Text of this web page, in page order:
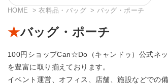
HOME 衣料品・バッグ バッグ・ポーチ
バッグ・ポーチ
100円ショップCan☆Do（キャンドゥ）公式ネ
を豊富に取り揃えております。
イベント運営、オフィス、店舗、施設などでの